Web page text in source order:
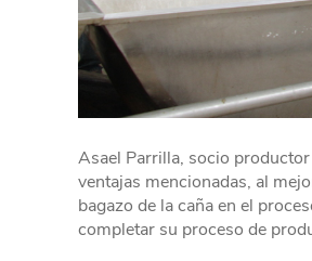
Asael Parrilla, socio
ventajas mencionadas, al
bagazo de la caña en el
completar su proceso de